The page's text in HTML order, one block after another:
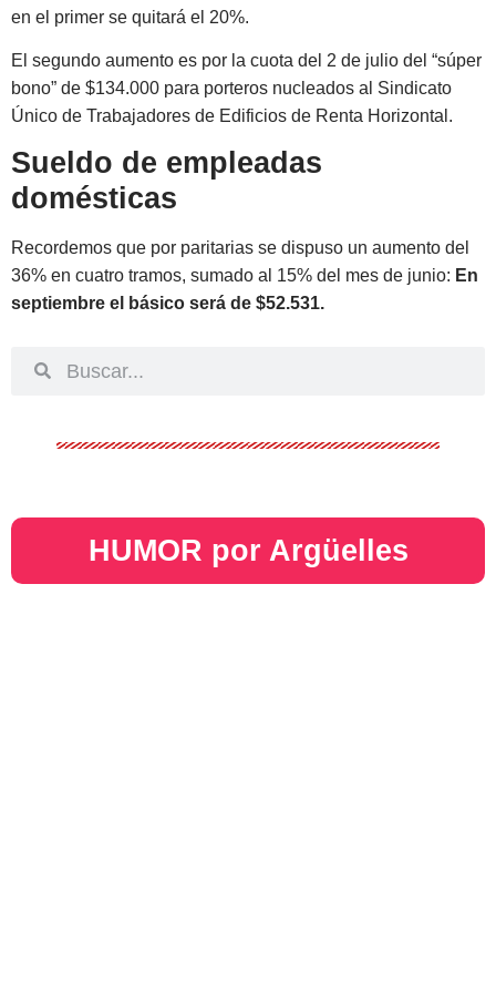
en el primer se quitará el 20%.
El segundo aumento es por la cuota del 2 de julio del “súper
bono” de $134.000 para porteros nucleados al Sindicato
Único de Trabajadores de Edificios de Renta Horizontal.
Sueldo de empleadas
domésticas
Recordemos que por paritarias se dispuso un aumento del
36% en cuatro tramos, sumado al 15% del mes de junio: En
septiembre el básico será de $52.531.
HUMOR por Argüelles​